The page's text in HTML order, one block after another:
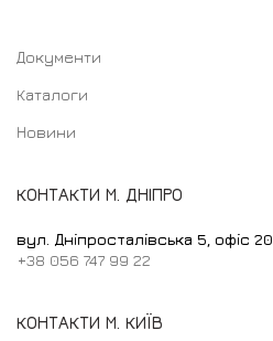
Документи
Каталоги
Новини
КОНТАКТИ М. ДНІПРО
вул. Дніпросталівська 5, офіс 20
+38 056 747 99 22
КОНТАКТИ М. КИЇВ